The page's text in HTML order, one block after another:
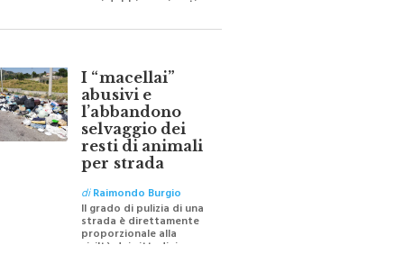
I “macellai”
abusivi e
l’abbandono
selvaggio dei
resti di animali
per strada
diRaimondo Burgio
Il grado di pulizia di una
strada è direttamente
proporzionale alla
civiltà dei cittadini